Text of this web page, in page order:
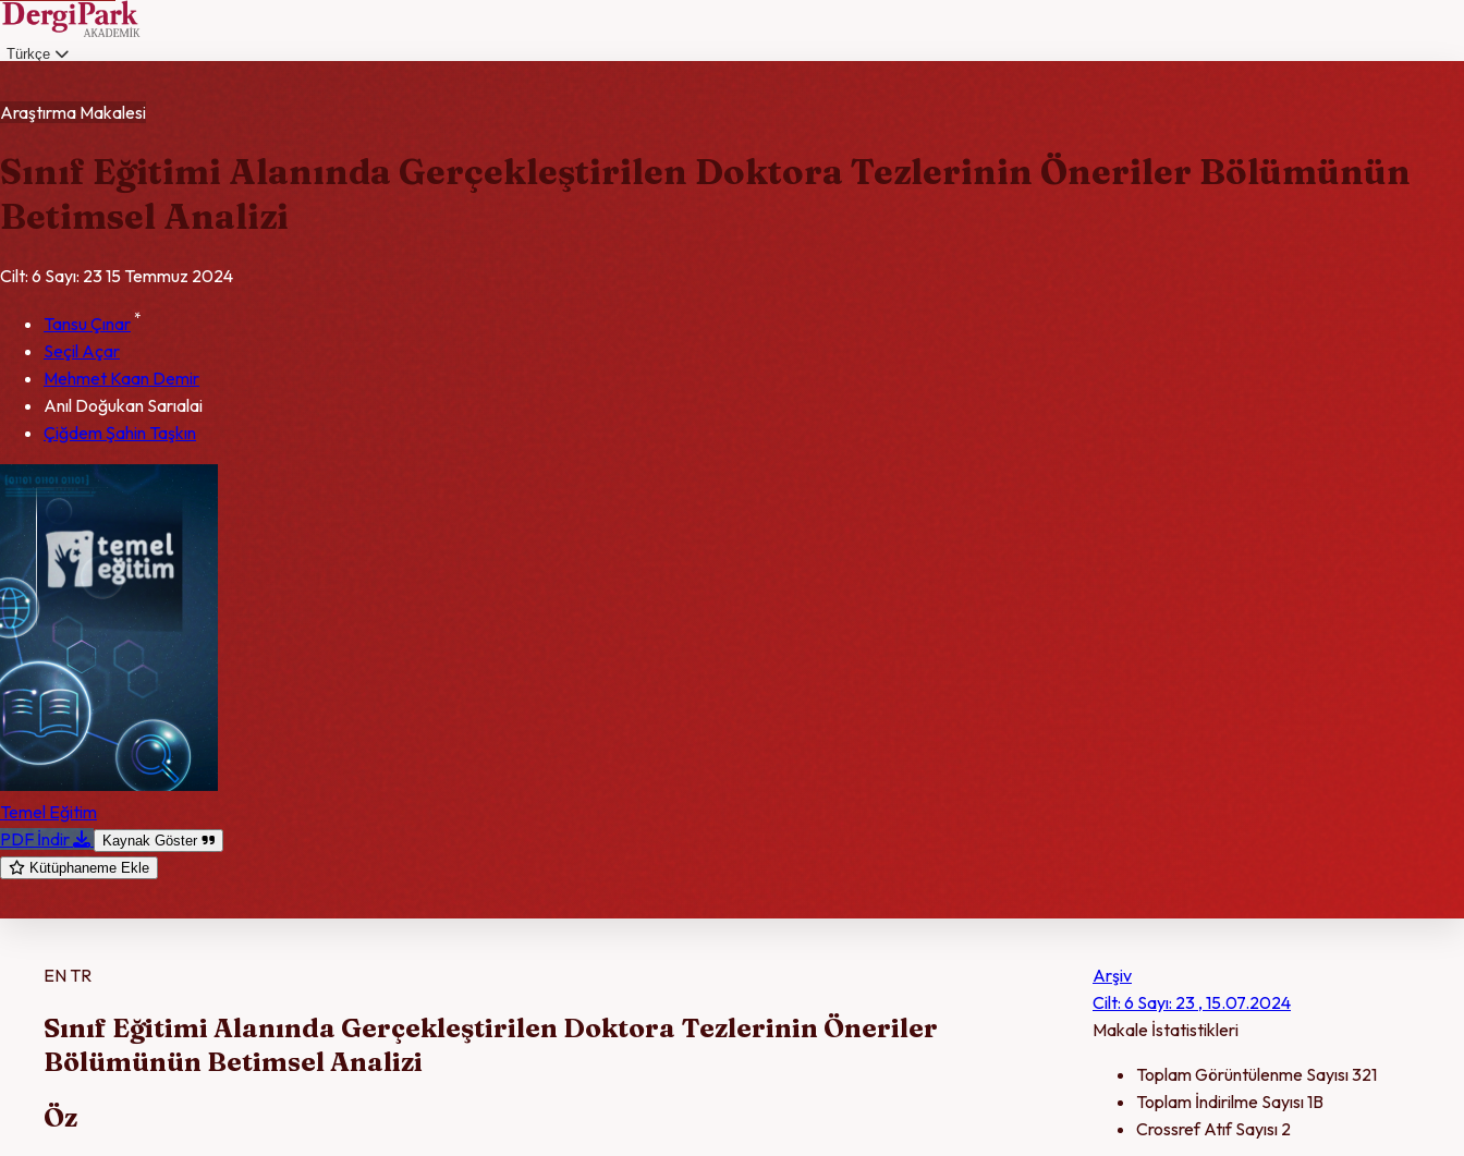
Türkçe
Araştırma Makalesi
Sınıf Eğitimi Alanında Gerçekleştirilen Doktora Tezlerinin Öneriler Bölümünün
Betimsel Analizi
Cilt: 6 Sayı: 2315 Temmuz 2024
Tansu Çınar *
Seçil Açar
Mehmet Kaan Demir
Anıl Doğukan Sarıalai
Çiğdem Şahin Taşkın
Temel Eğitim
PDF İndir
Kaynak Göster
Kütüphaneme Ekle
ENTR
Sınıf Eğitimi Alanında Gerçekleştirilen Doktora Tezlerinin Öneriler
Bölümünün Betimsel Analizi
Öz
Arşiv
Cilt: 6 Sayı: 23 , 15.07.2024
Makale İstatistikleri
Toplam Görüntülenme Sayısı321
Toplam İndirilme Sayısı1B
Crossref Atıf Sayısı 2